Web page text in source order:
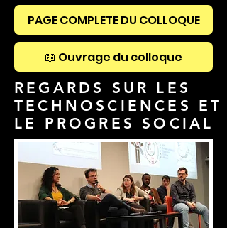
PAGE COMPLETE DU COLLOQUE
📖 Ouvrage du colloque
REGARDS SUR LES
TECHNOSCIENCES ET
LE PROGRE S SOCIAL